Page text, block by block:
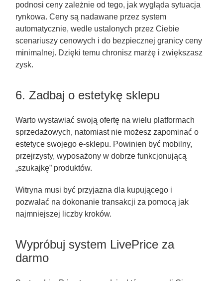
podnosi ceny zależnie od tego, jak wygląda sytuacja
rynkowa. Ceny są nadawane przez system
automatycznie, wedle ustalonych przez Ciebie
scenariuszy cenowych i do bezpiecznej granicy ceny
minimalnej. Dzięki temu chronisz marżę i zwiększasz
zysk.
6. Zadbaj o estetykę sklepu
Warto wystawiać swoją ofertę na wielu platformach
sprzedażowych, natomiast nie możesz zapominać o
estetyce swojego e-sklepu. Powinien być mobilny,
przejrzysty, wyposażony w dobrze funkcjonującą
„szukajkę” produktów.
Witryna musi być przyjazna dla kupującego i
pozwalać na dokonanie transakcji za pomocą jak
najmniejszej liczby kroków.
Wypróbuj system LivePrice za
darmo